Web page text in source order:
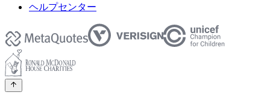
ヘルプセンター